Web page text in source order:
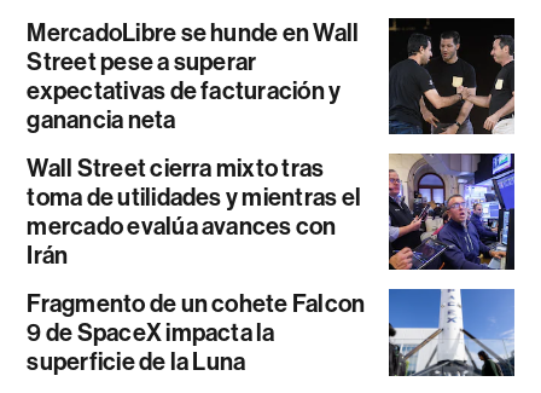
MercadoLibre se hunde en Wall
Street pese a superar
expectativas de facturación y
ganancia neta
Wall Street cierra mixto tras
toma de utilidades y mientras el
mercado evalúa avances con
Irán
Fragmento de un cohete Falcon
9 de SpaceX impacta la
superficie de la Luna